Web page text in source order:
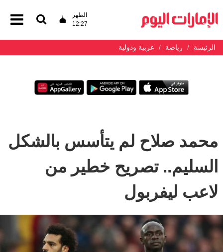
الظهر
12:27
الرئيسة رياضة عربية ودولية
محمد صلاح لم يتأسس بالشكل
السليم.. تصريح خطير من
لاعب ليفربول